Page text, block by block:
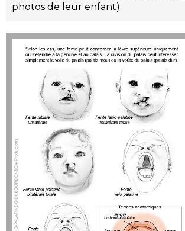
photos de leur enfant).